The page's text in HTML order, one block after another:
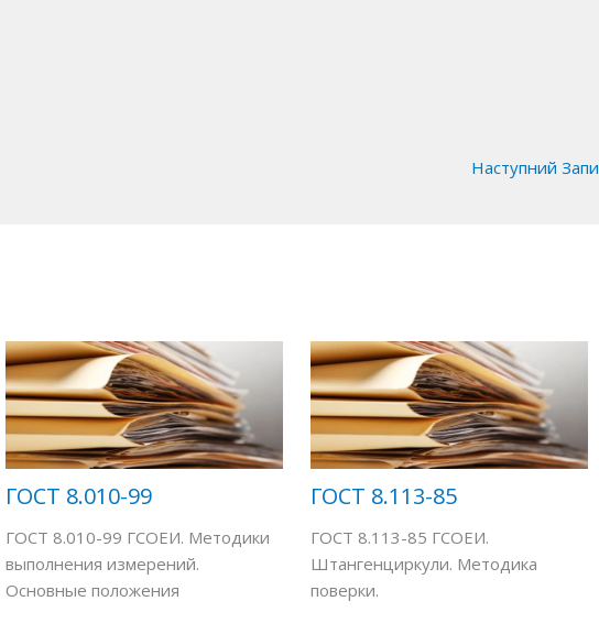
Наступний
ГОСТ 8.010-99
ГОСТ 8.010-99 ГСОЕИ. Методики
выполнения измерений.
Основные положения
ГОСТ 8.113-85
ГОСТ 8.113-85 ГСОЕИ.
Штангенциркули. Методика
поверки.